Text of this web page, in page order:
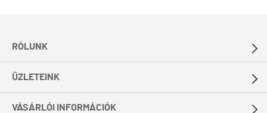
RÓLUNK
ÜZLETEINK
VÁSÁRLÓI INFORMÁCIÓK